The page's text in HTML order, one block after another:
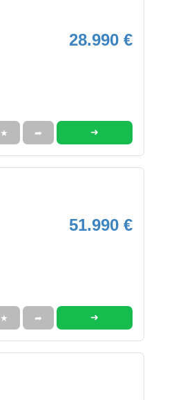
28.990 €
★ ➦ ➜
51.990 €
★ ➦ ➜